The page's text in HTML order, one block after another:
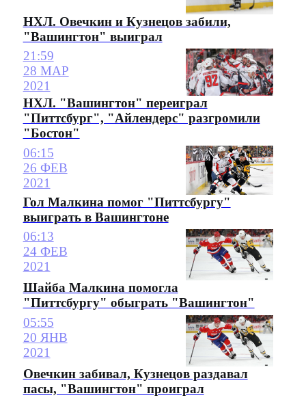
НХЛ. Овечкин и Кузнецов забили,
"Вашингтон" выиграл
21:59
28 МАР
2021
НХЛ. "Вашингтон" переиграл
"Питтсбург", "Айлендерс" разгромили
"Бостон"
06:15
26 ФЕВ
2021
Гол Малкина помог "Питтсбургу"
выиграть в Вашингтоне
06:13
24 ФЕВ
2021
Шайба Малкина помогла
"Питтсбургу" обыграть "Вашингтон"
05:55
20 ЯНВ
2021
Овечкин забивал, Кузнецов раздавал
пасы, "Вашингтон" проиграл